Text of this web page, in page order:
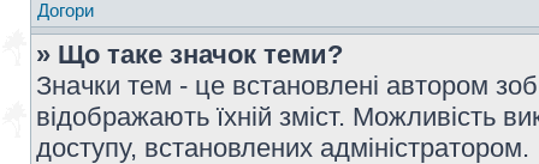
Догори
» Що таке значок теми?
Значки тем - це встановлені автором
відображають їхній зміст. Можливість
доступу, встановлених адміністратором.